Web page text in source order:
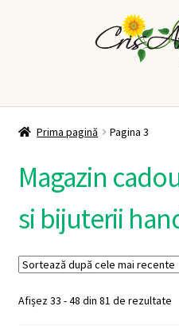
Extinde
copil
Extinde
copil
Extinde
copil
Prima pagină Pagina 3
Magazin
si bijuterii
Afișez 33 - 48 din 81 de rezultate